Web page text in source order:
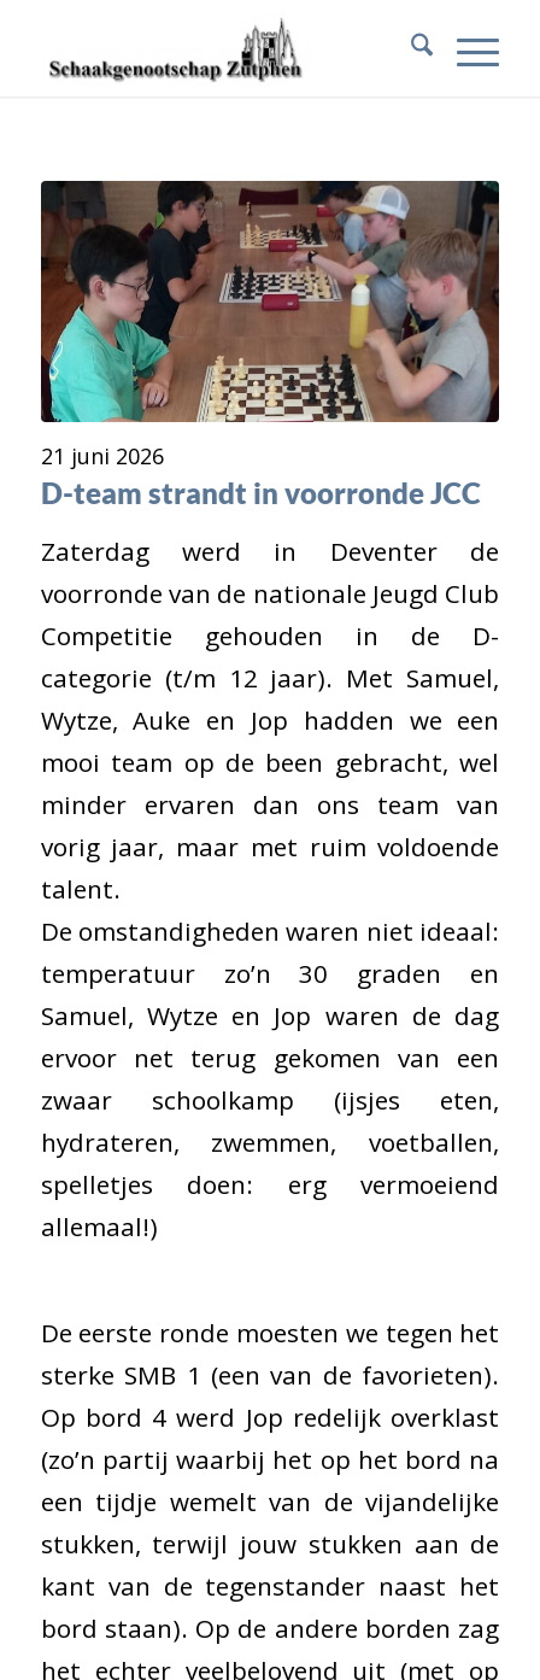
21 juni 2026
D-team strandt in voorronde JCC
Zaterdag werd in Deventer de
voorronde van de nationale Jeugd Club
Competitie gehouden in de D-
categorie (t/m 12 jaar). Met Samuel,
Wytze, Auke en Jop hadden we een
mooi team op de been gebracht, wel
minder ervaren dan ons team van
vorig jaar, maar met ruim voldoende
talent.
De omstandigheden waren niet ideaal:
temperatuur zo’n 30 graden en
Samuel, Wytze en Jop waren de dag
ervoor net terug gekomen van een
zwaar schoolkamp (ijsjes eten,
hydrateren, zwemmen, voetballen,
spelletjes doen: erg vermoeiend
allemaal!)
De eerste ronde moesten we tegen het
sterke SMB 1 (een van de favorieten).
Op bord 4 werd Jop redelijk overklast
(zo’n partij waarbij het op het bord na
een tijdje wemelt van de vijandelijke
stukken, terwijl jouw stukken aan de
kant van de tegenstander naast het
bord staan). Op de andere borden zag
het echter veelbelovend uit (met op